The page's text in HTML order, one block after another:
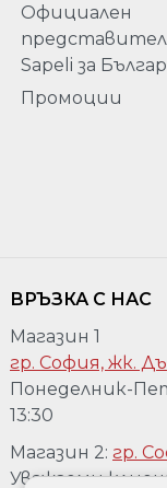
Официален
представител
Sapeli за
Промоции
ВРЪЗКА С НАС
Магазин 1
гр. София, жк.
Понеделник-
13:30
Магазин 2: гр.
Уважаеми